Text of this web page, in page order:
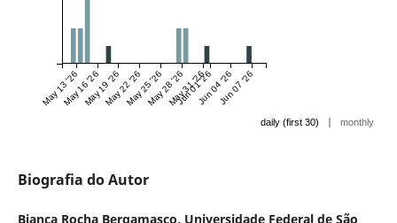
May 13 '26May 16 '26May 19 '26May 22 '26May 25 '26May 28 '26May 31 '26
Jun 01 '26Jun 04 '26Jun 07 '26
daily (first 30) | monthly
Biografia do Autor
Bianca Rocha Bergamasco, Universidade Federal de São